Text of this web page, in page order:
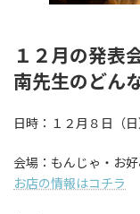
１２月の発表
南先生のどん
日時：１２月８日（日
会場：もんじゃ・お
お店の情報はコチラ